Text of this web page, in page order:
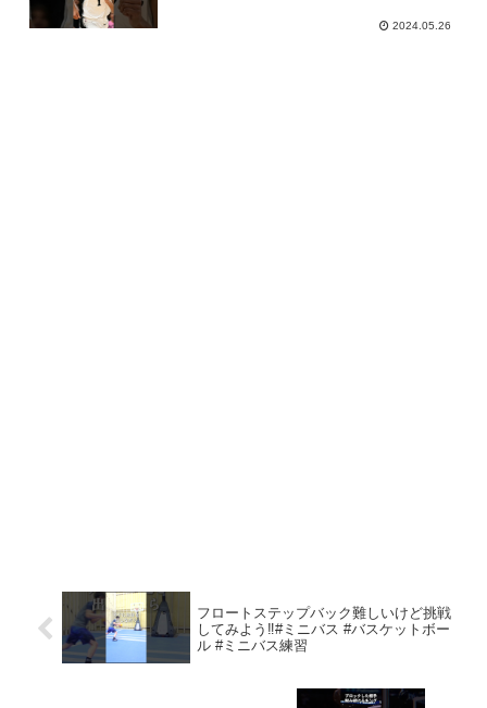
2024.05.26
フロートステップバック難しいけど挑戦
してみよう‼︎#ミニバス #バスケットボー
ル #ミニバス練習